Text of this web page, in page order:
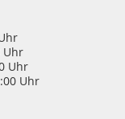
Uhr
Uhr
Uhr